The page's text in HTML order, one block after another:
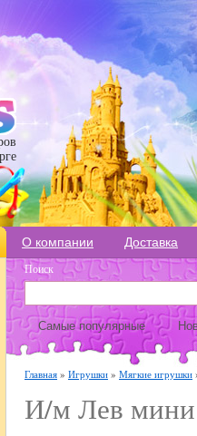
О компании Доставка
Поиск
Самые популярные
Главная » Игрушки » Мягкие игрушки
И/м Лев мини